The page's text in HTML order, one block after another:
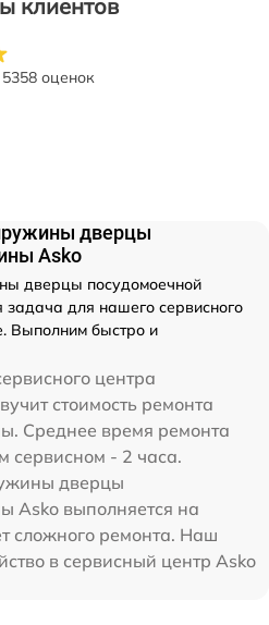
клиентов
5358 оценок
дверцы
Asko
дверцы посудомоечной
для нашего сервисного
Выполним быстро и
центра
стоимость ремонта
Среднее время ремонта
сервисном - 2 часа.
дверцы
Asko выполняется на
сложного ремонта. Наш
в сервисный центр Asko